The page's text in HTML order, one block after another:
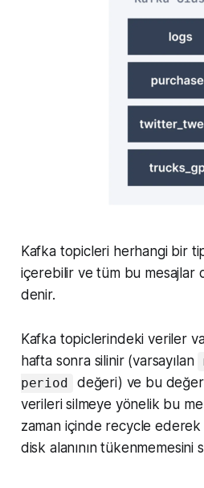
Kafka topicleri herhangi bir
içerebilir ve tüm bu mesajlar
denir.
Kafka topiclerindeki veriler
hafta sonra silinir (varsayılan
period
değeri) ve bu değer
verileri silmeye yönelik bu
zaman içinde recycle
disk alanının tükenmemesini